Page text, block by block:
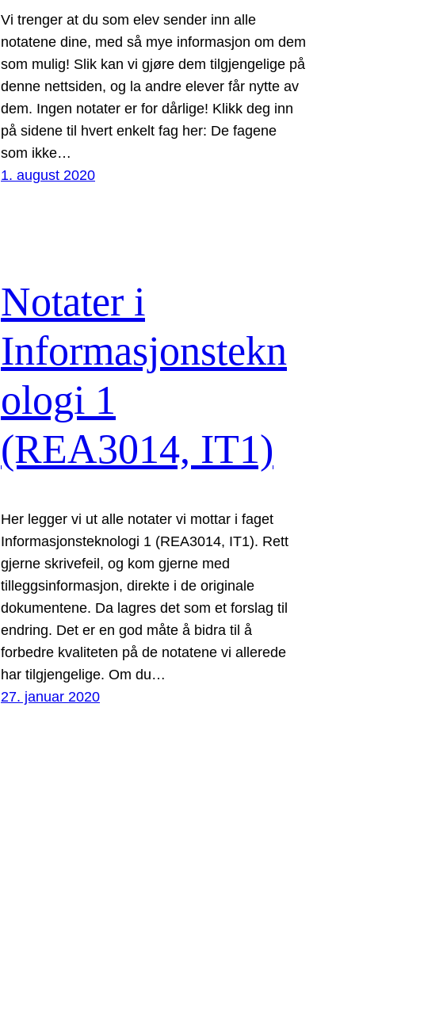
Vi trenger at du som elev sender inn alle
notatene dine, med så mye informasjon om dem
som mulig! Slik kan vi gjøre dem tilgjengelige på
denne nettsiden, og la andre elever får nytte av
dem. Ingen notater er for dårlige! Klikk deg inn
på sidene til hvert enkelt fag her: De fagene
som ikke…
1. august 2020
Notater i
Informasjonstekn
ologi 1
(REA3014, IT1)
Her legger vi ut alle notater vi mottar i faget
Informasjonsteknologi 1 (REA3014, IT1). Rett
gjerne skrivefeil, og kom gjerne med
tilleggsinformasjon, direkte i de originale
dokumentene. Da lagres det som et forslag til
endring. Det er en god måte å bidra til å
forbedre kvaliteten på de notatene vi allerede
har tilgjengelige. Om du…
27. januar 2020